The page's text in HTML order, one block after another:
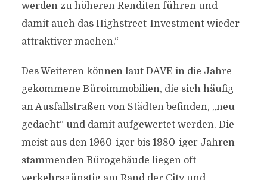
werden zu höheren Renditen führen und
damit auch das Highstreet-Investment wieder
attraktiver machen.“
Des Weiteren können laut DAVE in die Jahre
gekommene Büroimmobilien, die sich häufig
an Ausfallstraßen von Städten befinden, „neu
gedacht“ und damit aufgewertet werden. Die
meist aus den 1960-iger bis 1980-iger Jahren
stammenden Bürogebäude liegen oft